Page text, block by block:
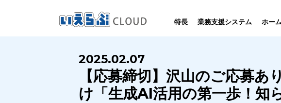
特長 業務支援システム
SYSTEM
いえらぶCLOUDは不動産業務を
幅広く支援しています。
賃貸仲介
業務向け機能
ホー
HOMEPAGE
いえらぶは集客用ホームページを
不動産業に特化して制作しています。
制作
PERFORMANCE
いえらぶCLOUDを実際にご利用の
お客様の声と制作実績のご紹介です。
INFORMATION
いえらぶCLOUDや不動産業界に関する
ニュース･ノウハウをお伝えします。
ニュ
2025.02.07
【応募締切】沢山のご応募
け「生成AI活用の第一歩！知